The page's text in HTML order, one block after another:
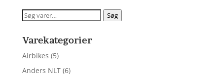
Søg
Søg
Varekategorier
Airbikes (5)
Anders NLT (6)